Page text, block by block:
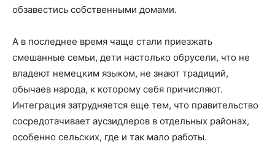
обзавестись собственными домами.
А в последнее время чаще стали приезжать
смешанные семьи, дети настолько обрусели, что не
владеют немецким языком, не знают традиций,
обычаев народа, к которому себя причисляют.
Интеграция затрудняется еще тем, что правительство
сосредотачивает аусзидлеров в отдельных районах,
особенно сельских, где и так мало работы.